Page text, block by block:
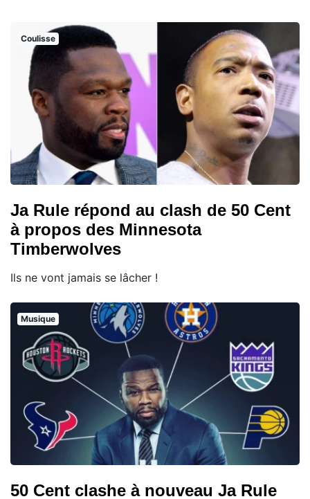
Coulisse
Ja Rule répond au clash de 50 Cent
à propos des Minnesota
Timberwolves
Ils ne vont jamais se lâcher !
Musique
50 Cent clashe à nouveau Ja Rule